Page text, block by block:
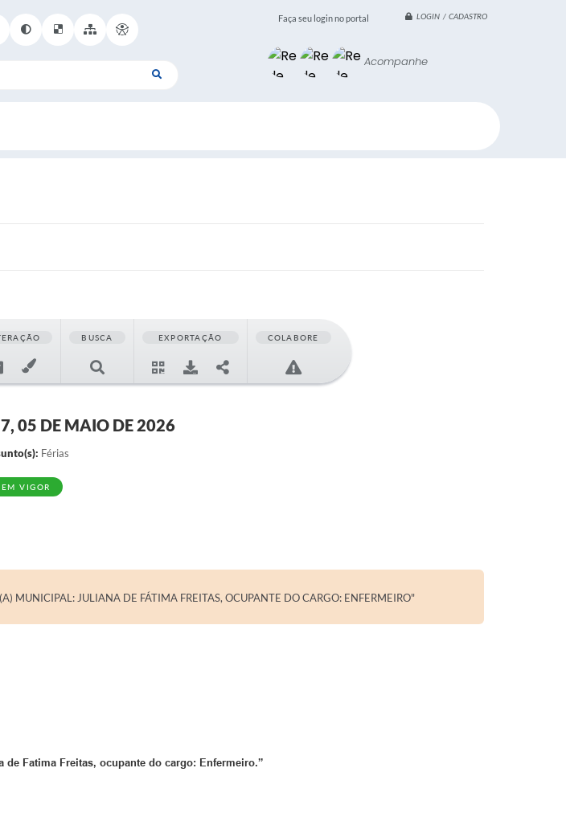
Faça seu login no portal LOGIN / CADASTRO
Acompanhe
BUSCA EXPORTAÇÃO COLABORE
05 DE MAIO DE 2026
Férias
EM VIGOR
MUNICIPAL: JULIANA DE FÁTIMA FREITAS, OCUPANTE DO CARGO: ENFERMEIRO"
Fatima Freitas, ocupante do cargo: Enfermeiro.”